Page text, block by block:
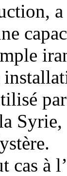
cas à